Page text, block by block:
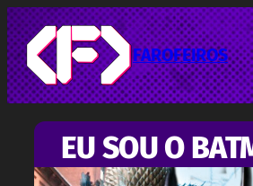
Pular
para
o
conteúdo
FAROFEIROS
EU SOU O